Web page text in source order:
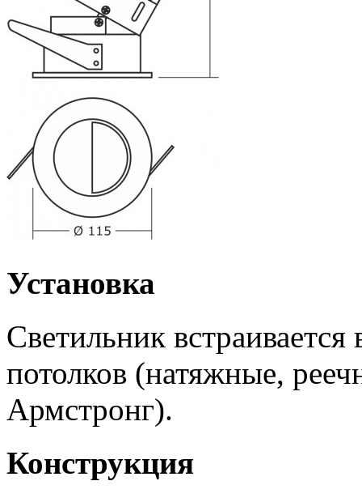
Установка
Светильник
потолков (натяжные,
Армстронг).
Конструкция